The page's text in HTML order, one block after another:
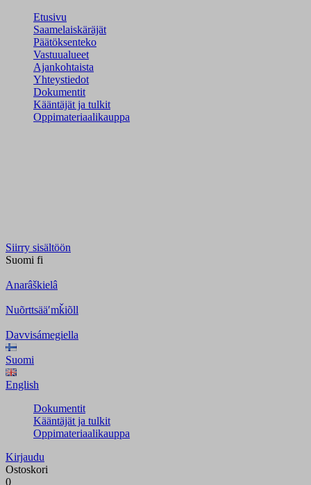
Etusivu
Saamelaiskäräjät
Päätöksenteko
Vastuualueet
Ajankohtaista
Yhteystiedot
Dokumentit
Kääntäjät ja tulkit
Oppimateriaalikauppa
Siirry sisältöön
Suomi fi
Anarâškielâ
Nuõrttsääʹmǩiõll
Davvisámegiella
Suomi
English
Dokumentit
Kääntäjät ja tulkit
Oppimateriaalikauppa
Kirjaudu
Ostoskori
0